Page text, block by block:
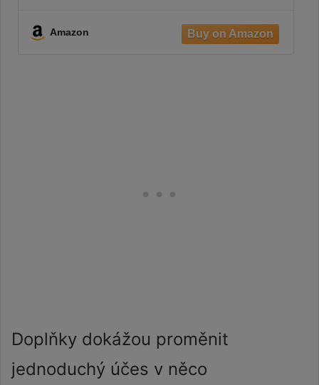
Lace Front Wigs Human Hair for Women
(30 Inch)
Amazon
Doplňky dokážou proměnit
jednoduchý účes v něco